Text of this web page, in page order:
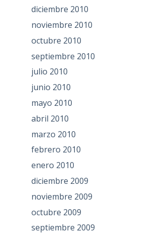
diciembre 2010
noviembre 2010
octubre 2010
septiembre 2010
julio 2010
junio 2010
mayo 2010
abril 2010
marzo 2010
febrero 2010
enero 2010
diciembre 2009
noviembre 2009
octubre 2009
septiembre 2009